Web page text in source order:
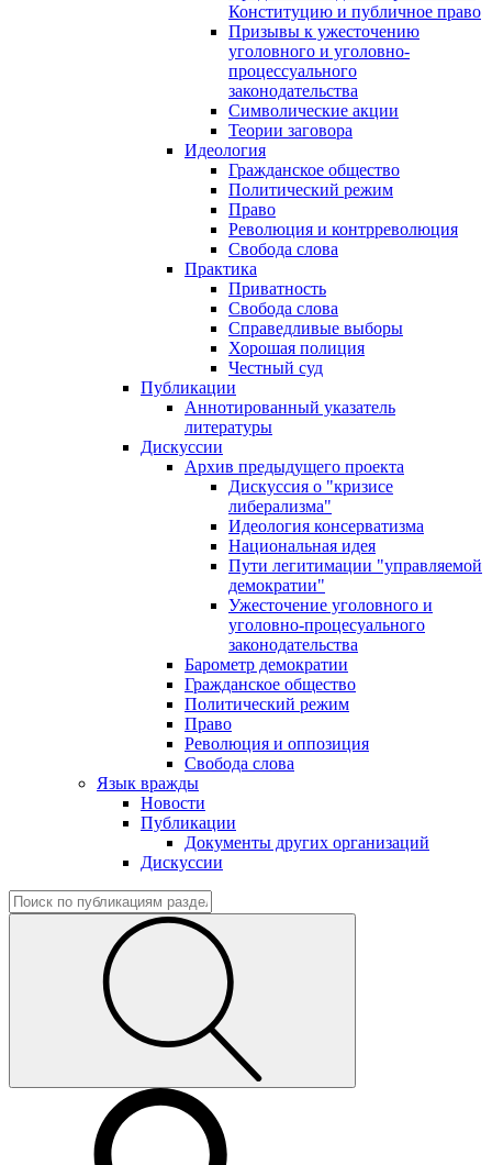
Конституцию и публичное право
Призывы к ужесточению
уголовного и уголовно-
процессуального
законодательства
Символические акции
Теории заговора
Идеология
Гражданское общество
Политический режим
Право
Революция и контрреволюция
Свобода слова
Практика
Приватность
Свобода слова
Справедливые выборы
Хорошая полиция
Честный суд
Публикации
Аннотированный указатель
литературы
Дискуссии
Архив предыдущего проекта
Дискуссия о "кризисе
либерализма"
Идеология консерватизма
Национальная идея
Пути легитимации "управляемой
демократии"
Ужесточение уголовного и
уголовно-процесуального
законодательства
Барометр демократии
Гражданское общество
Политический режим
Право
Революция и оппозиция
Свобода слова
Язык вражды
Новости
Публикации
Документы других организаций
Дискуссии